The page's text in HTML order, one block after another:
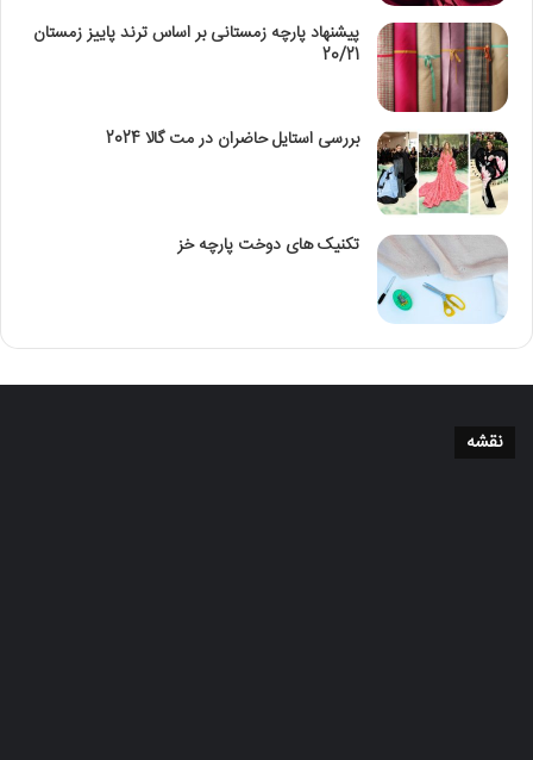
پیشنهاد پارچه زمستانی بر اساس ترند پاییز زمستان
20/21
بررسی استایل حاضران در مت گالا 2024
تکنیک‌ های دوخت پارچه خز
نقشه